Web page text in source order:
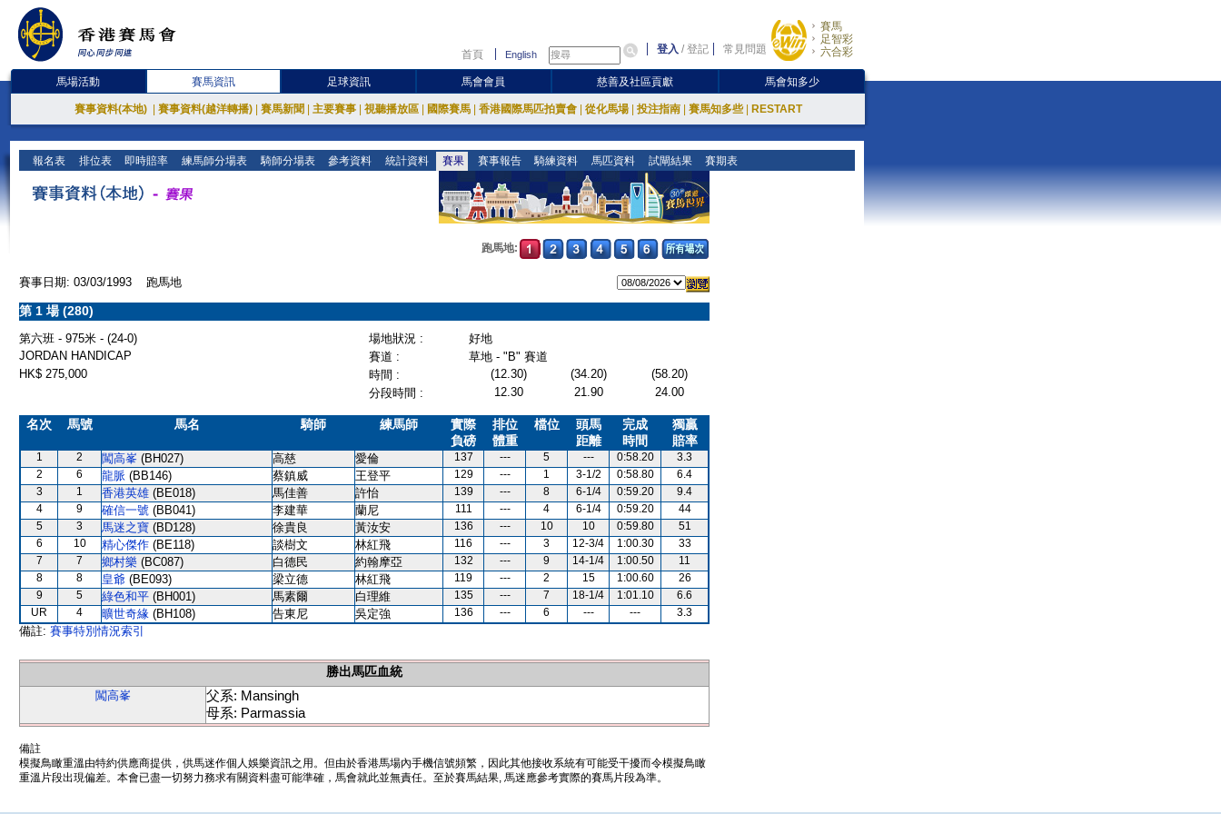
首頁 English 登入 /登記 常見問題
賽馬
足智彩
六合彩
馬場活動 賽馬資訊 足球資訊 馬會會員 慈善及社區貢獻 馬會知多少
賽事資料(本地) 賽事資料(越洋轉播) 賽馬新聞 主要賽事 視聽播放區 國際賽馬 香港國際馬匹拍賣會 從化馬場 投注指南 賽馬知多些 RESTART
報名表 排位表 即時賠率 練馬師分場表 騎師分場表 參考資料 統計資料 賽果 賽事報告 騎練資料 馬匹資料 試閘結果 賽期表
跑馬地:
賽事日期: 03/03/1993 跑馬地
第 1 場 (280)
第六班 - 975米 - (24-0) 場地狀況 :
好地
JORDAN HANDICAP
賽道 :
草地 - "B" 賽道
HK$ 275,000
時間 : (12.30) (34.20)
(58.20)
分段時間 :
12.30 21.90 24.00
名次 馬號 馬名 騎師 練馬師
實際
負磅
排位
體重
檔位
頭馬
距離
完成
時間
獨贏
賠率
1 2 闖高峯 (BH027) 高慈 愛倫 137 --- 5 --- 0:58.20
3.3
2
6 龍脈 (BB146) 蔡鎮威 王登平 129 --- 1 3-1/2 0:58.80
6.4
3
1 香港英雄 (BE018) 馬佳善 許怡 139 --- 8 6-1/4 0:59.20
9.4
4
9 確信一號 (BB041) 李建華 蘭尼 111 --- 4 6-1/4 0:59.20
44
5
3 馬迷之寶 (BD128) 徐貴良 黃汝安 136 --- 10 10 0:59.80
51
6
10 精心傑作 (BE118) 談樹文 林紅飛 116 --- 3 12-3/4 1:00.30
33
7
7 鄉村樂 (BC087) 白德民 約翰摩亞 132 --- 9 14-1/4 1:00.50
11
8
8 皇爺 (BE093) 梁立德 林紅飛 119 --- 2 15 1:00.60
26
9
5 綠色和平 (BH001) 馬素爾 白理維 135 --- 7 18-1/4 1:01.10
6.6
UR
4 曠世奇緣 (BH108) 告東尼 吳定強 136 --- 6 --- --- 3.3
備註: 賽事特別情況索引
勝出馬匹血統
闖高峯
父系: Mansingh
母系: Parmassia
備註
模擬鳥瞰重溫由特約供應商提供，供馬迷作個人娛樂資訊之用。但由於香港馬場內手機信號頻繁，因此其他接收系統有可能受干擾而令模擬鳥瞰
重溫片段出現偏差。本會已盡一切努力務求有關資料盡可能準確，馬會就此並無責任。至於賽馬結果, 馬迷應參考實際的賽馬片段為準。